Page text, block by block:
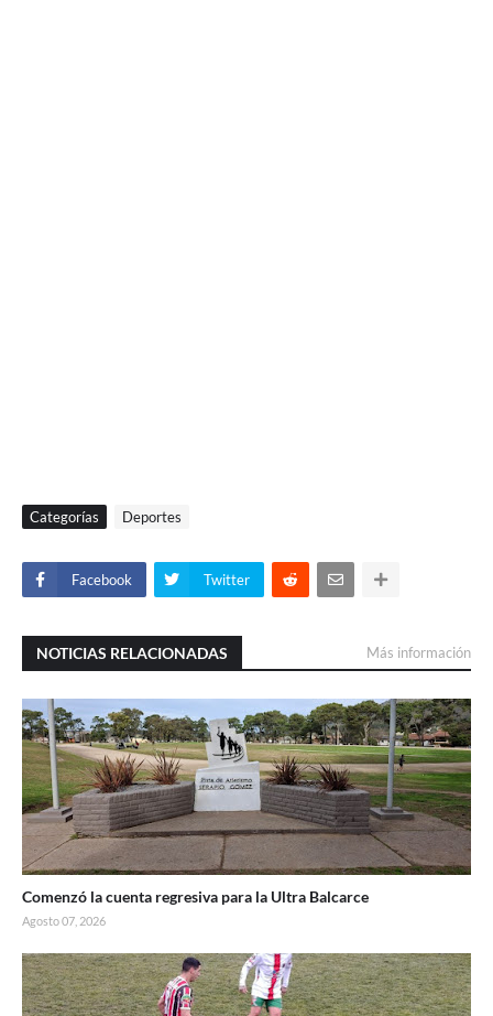
Categorías Deportes
Facebook Twitter
NOTICIAS RELACIONADAS Más información
Comenzó la cuenta regresiva para la Ultra Balcarce
Agosto 07, 2026